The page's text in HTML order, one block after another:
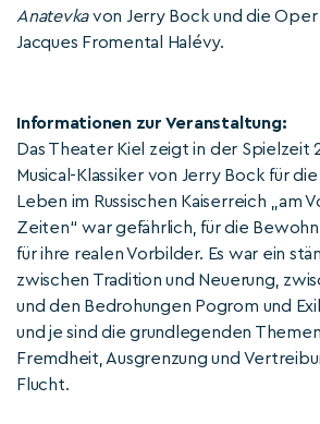
Anatevkavon Jerry Bock und die Oper
Jacques Fromental Halévy.
Informationen zur Veranstaltung:
Das Theater Kiel zeigt in der Spielzeit
Musical-Klassiker von Jerry Bock für
Leben im Russischen Kaiserreich „am
Zeiten“ war gefährlich, für die
für ihre realen Vorbilder. Es war ein
zwischen Tradition und Neuerung,
und den Bedrohungen Pogrom und
und je sind die grundlegenden
Fremdheit, Ausgrenzung und
Flucht.